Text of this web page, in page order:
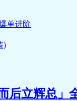
单进阶
)
后立辉总」